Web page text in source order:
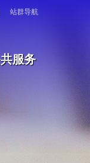
站群导航
服务